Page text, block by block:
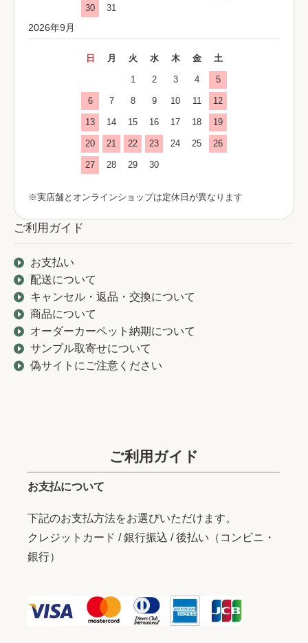
30 31
2026年9月
日 月 火 水 木 金 土
1 2 3 4 5
6 7 8 9 10 11 12
13 14 15 16 17 18 19
20 21 22 23 24 25 26
27 28 29 30
※実店舗とオンラインショップは定休日が異なります
ご利用ガイド
お支払い
配送について
キャンセル・返品・交換について
商品について
オーダーカーペット納期について
サンプル取寄せについて
偽サイトにご注意ください
ご利用ガイド
お支払について
下記のお支払方法をお選びいただけます。
クレジットカード / 銀行振込 / 後払い（コンビニ・
銀行）